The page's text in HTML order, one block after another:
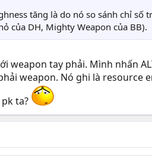
tăng là do nó so sánh chỉ
của DH, Mighty Weapon của BB).
weapon tay phải. Mình nhấn
weapon. Nó ghi là resource
ta?